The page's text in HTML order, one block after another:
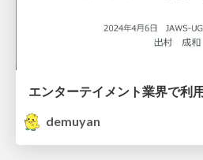
エンターテイメント業界で利
demuyan